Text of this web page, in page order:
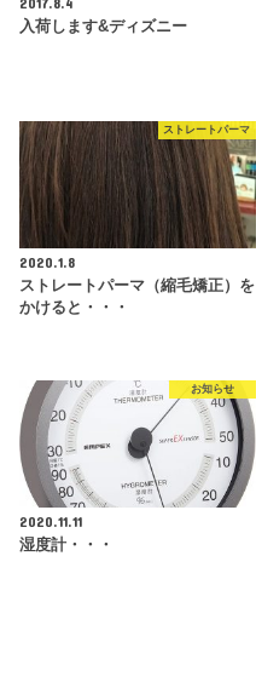
入荷します&ディズニー
ストレートパーマ
2020.1.8
ストレートパーマ（縮毛矯正）を
かけると・・・
お知らせ
2020.11.11
湿度計・・・